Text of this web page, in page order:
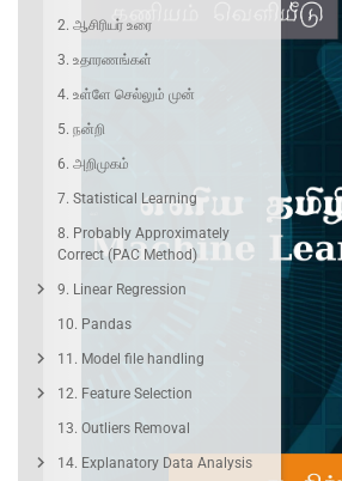
2. ஆசிரியர் உரை
3. உதாரணங்கள்
4. உள்ளே செல்லும் முன்
5. நன்றி
6. அறிமுகம்
7. Statistical Learning
8. Probably Approximately
Correct (PAC Method)
9. Linear Regression
10. Pandas
11. Model file handling
12. Feature Selection
13. Outliers Removal
14. Explanatory Data Analysis